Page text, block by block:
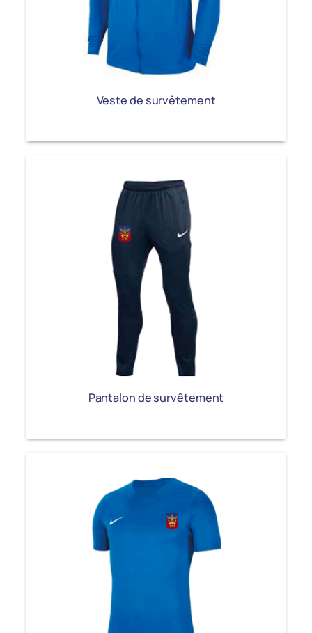
Veste de survêtement
Pantalon de survêtement